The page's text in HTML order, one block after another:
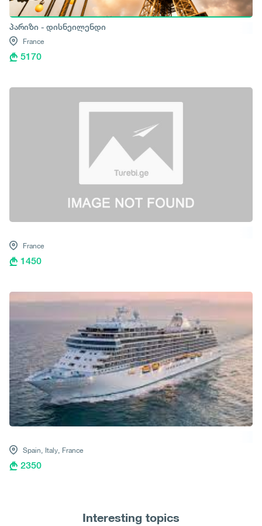
პარიზი - დისნეილენდი
France
5170
France
1450
Spain, Italy, France
2350
Interesting topics